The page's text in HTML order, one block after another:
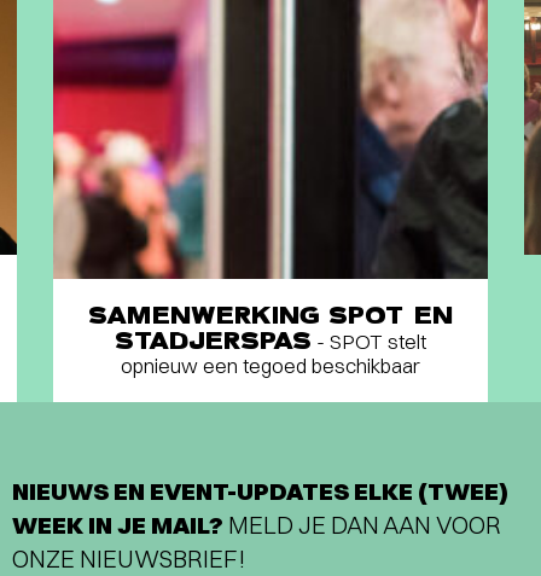
SAMENWERKING SPOT EN
STADJERSPAS - SPOT stelt
opnieuw een tegoed beschikbaar
NIEUWS EN EVENT-UPDATES ELKE (TWEE)
WEEK IN JE MAIL? MELD JE DAN AAN VOOR
ONZE NIEUWSBRIEF!